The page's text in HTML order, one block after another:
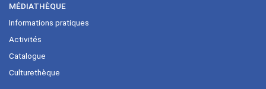
MÉDIATHÈQUE
Informations pratiques
Activités
Catalogue
Culturethèque